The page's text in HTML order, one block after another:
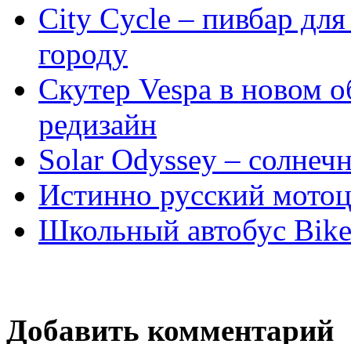
City Cycle – пивбар
городу
Скутер Vespa в новом
редизайн
Solar Odyssey –
Истинно русский
Школьный автобус
Добавить комментарий